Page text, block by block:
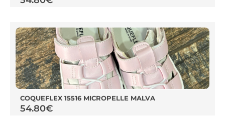
COQUEFLEX 15516 MICROPELLE MALVA
54.80€